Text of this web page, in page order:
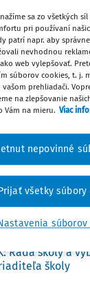
Ministerstvo
sídle
z koho – ako
Rada školy a
školy
sa zo všetkých
pri používaní
patrí napr. aby
nevhodnou
web vylepšovať.
súborov cookies, t. j.
prehliadači.
na zlepšovanie
Vám na mieru. Viac
súborov
nepovinné
všetky súbory